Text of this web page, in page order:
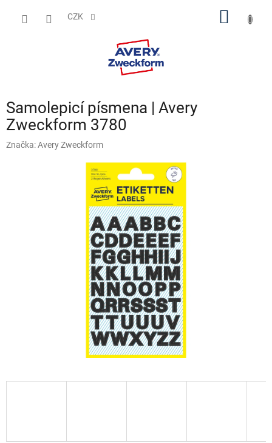
CZK
Samolepicí písmena | Avery
Zweckform 3780
Značka:Avery Zweckform